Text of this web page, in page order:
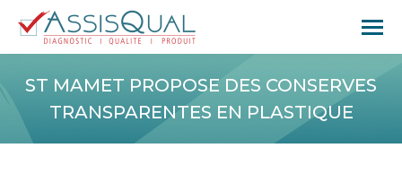
ST MAMET PROPOSE DES CONSERVES
TRANSPARENTES EN PLASTIQUE